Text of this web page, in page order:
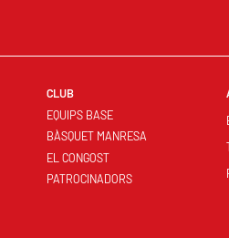
CLUB
EQUIPS BASE
BÀSQUET MANRESA
EL CONGOST
PATROCINADORS